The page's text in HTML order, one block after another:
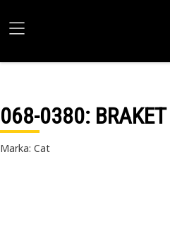
068-0380: BRAKET
Marka: Cat